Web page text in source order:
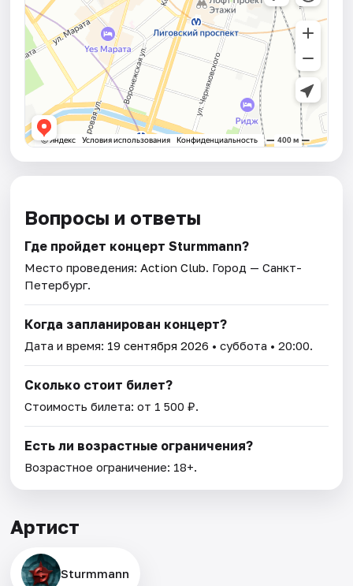
Вопросы и ответы
Где пройдет концерт Sturmmann?
Место проведения:Action Club. Город — Санкт-
Петербург.
Когда запланирован концерт?
Дата и время: 19 сентября 2026 • суббота • 20:00.
Сколько стоит билет?
Стоимость билета: от 1 500 ₽.
Есть ли возрастные ограничения?
Возрастное ограничение: 18+.
Артист
Sturmmann